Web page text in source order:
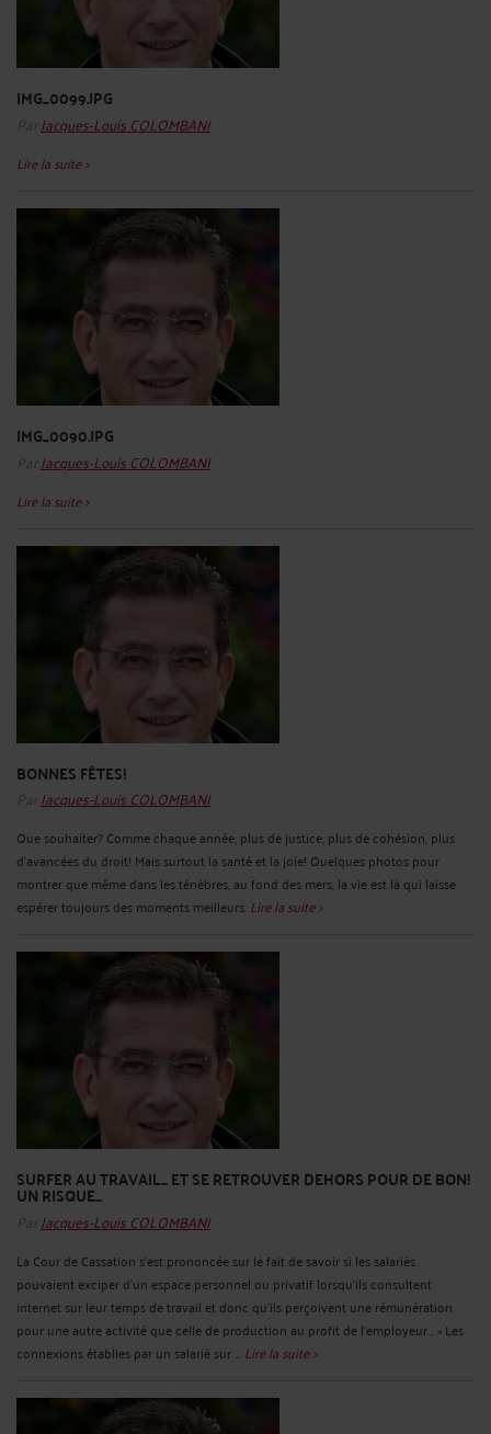
IMG_0099.JPG
Par Jacques-Louis COLOMBANI
Lire la suite >
IMG_0090.JPG
Par Jacques-Louis COLOMBANI
Lire la suite >
BONNES FÊTES!
Par Jacques-Louis COLOMBANI
Que souhaiter? Comme chaque année, plus de justice, plus de cohésion, plus
d'avancées du droit! Mais surtout la santé et la joie! Quelques photos pour
montrer que même dans les ténèbres, au fond des mers, la vie est là qui laisse
espérer toujours des moments meilleurs. Lire la suite >
SURFER AU TRAVAIL... ET SE RETROUVER DEHORS POUR DE BON!
UN RISQUE...
Par Jacques-Louis COLOMBANI
La Cour de Cassation s'est prononcée sur le fait de savoir si les salariés
pouvaient exciper d'un espace personnel ou privatif lorsqu'ils consultent
internet sur leur temps de travail et donc qu'ils perçoivent une rémunération
pour une autre activité que celle de production au profit de l'employeur... « Les
connexions établies par un salarié sur ... Lire la suite >